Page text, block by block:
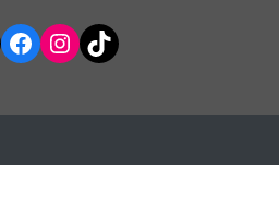
Facebook
Instagram
TikTok